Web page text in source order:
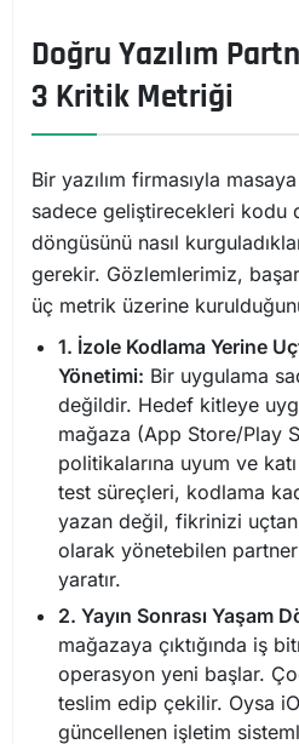
Doğru Yazılım
3 Kritik Metriği
Bir yazılım firmasıyla
sadece geliştirecekleri kodu
döngüsünü nasıl
gerekir. Gözlemlerimiz,
üç metrik üzerine
1. İzole Kodlama Yerine
Yönetimi: Bir uygulama
değildir. Hedef kitleye
mağaza (App Store/Play
politikalarına uyum ve
test süreçleri, kodlama
yazan değil, fikrinizi
olarak yönetebilen
yaratır.
2. Yayın Sonrası Yaşam
mağazaya çıktığında iş
operasyon yeni başlar.
teslim edip çekilir. Oysa
güncellenen işletim